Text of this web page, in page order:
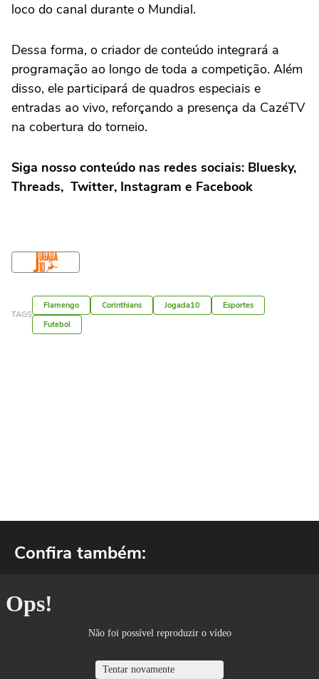
loco do canal durante o Mundial.
Dessa forma, o criador de conteúdo integrará a
programação ao longo de toda a competição. Além
disso, ele participará de quadros especiais e
entradas ao vivo, reforçando a presença da CazéTV
na cobertura do torneio.
Siga nosso conteúdo nas redes sociais: Bluesky,
Threads, Twitter, Instagram e Facebook
TAGS
Flamengo Corinthians Jogada10
Esportes
Futebol
Confira também: